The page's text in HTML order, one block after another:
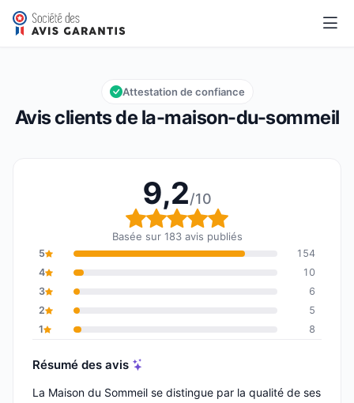
la-maison-du-sommeil
Note globale : 9,2 sur 10
9,2/10
Avis clients de la-maison-du-sommeil
Attestation de confiance
9,2/10
Note globale : 9,2 sur
Basée sur 183 avis publiés
5
154
4
10
3
6
2
5
1
8
Résumé des avis
La Maison du Sommeil se distingue par la qualité de ses